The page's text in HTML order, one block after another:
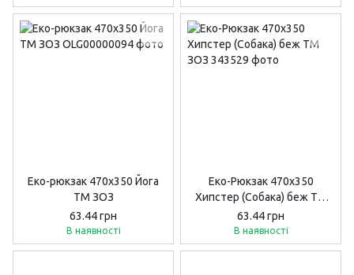
Еко-рюкзак 470х350 Йога
ТМ ЗОЗ
63.44 грн
В наявності
Еко-Рюкзак 470х350
Хипстер (Собака) беж ТМ
ЗОЗ
63.44 грн
В наявності